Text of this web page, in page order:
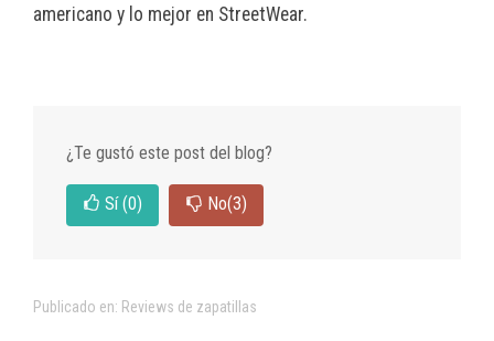
americano y lo mejor en StreetWear.
¿Te gustó este post del blog?
Sí(0) No(3)
Publicado en: Reviews de zapatillas